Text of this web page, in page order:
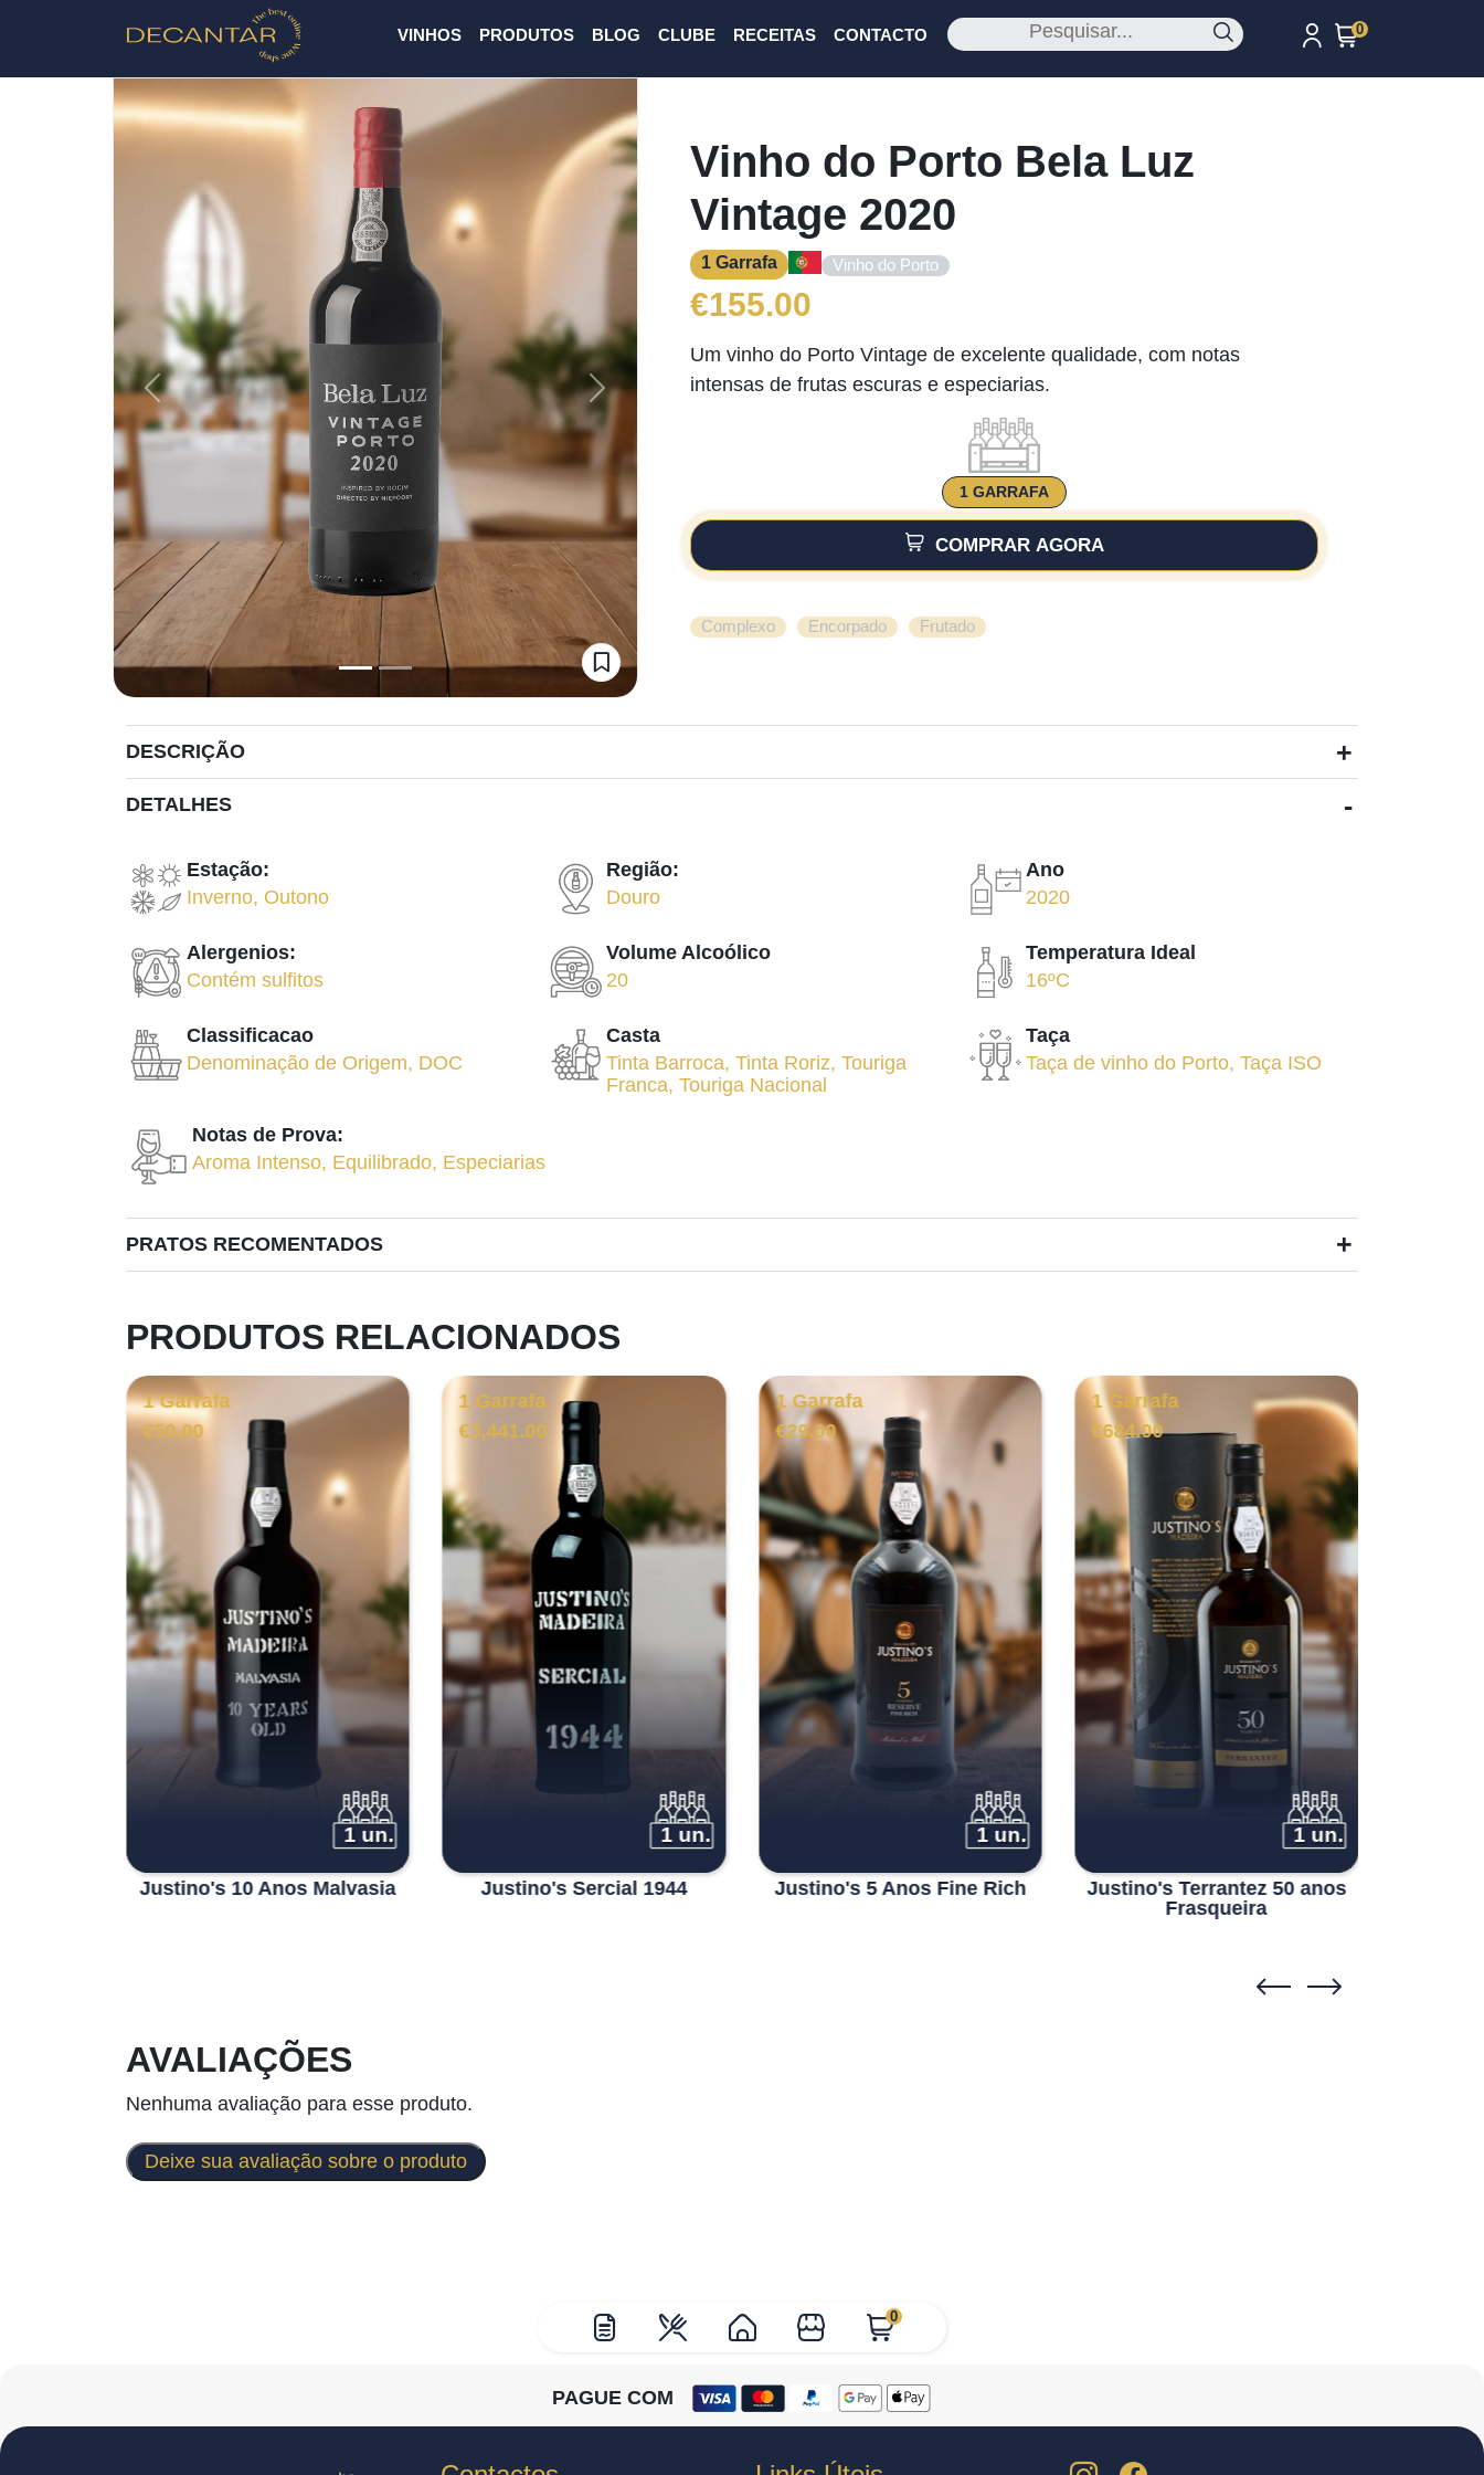
VINHOS PRODUTOS BLOG CLUBE RECEITAS CONTACTO 0
0
Previous Next
Vinho do Porto Bela Luz
Vintage 2020
1 Garrafa Vinho do Porto
€155.00
Um vinho do Porto Vintage de excelente qualidade, com notas
intensas de frutas escuras e especiarias.
1 GARRAFA
COMPRAR AGORA
Complexo Encorpado Frutado
DESCRIÇÃO +
DETALHES -
Estação:
Inverno, Outono
Região:
Douro
Ano
2020
Alergenios:
Contém sulfitos
Volume Alcoólico
20
Temperatura Ideal
16ºC
Classificacao
Denominação de Origem, DOC
Casta
Tinta Barroca, Tinta Roriz, Touriga
Franca, Touriga Nacional
Taça
Taça de vinho do Porto, Taça ISO
Notas de Prova:
Aroma Intenso, Equilibrado, Especiarias
PRATOS RECOMENTADOS +
PRODUTOS RELACIONADOS
1 Garrafa
€50.00
1 un.
Justino's 10 Anos Malvasia
1 Garrafa
€3,441.00
1 un.
Justino's Sercial 1944
1 Garrafa
€29.00
1 un.
Justino's 5 Anos Fine Rich
1 Garrafa
€684.00
1 un.
Justino's Terrantez 50 anos
Frasqueira
AVALIAÇÕES
Nenhuma avaliação para esse produto.
Deixe sua avaliação sobre o produto
PAGUE COM